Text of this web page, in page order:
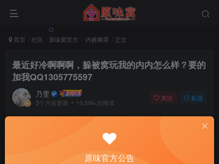
首页 社区 原味窝官方 内裤胸罩 正文
最近好冷啊啊啊，躲被窝玩我的内内怎么样？要的
加我QQ1305775597
乃雯
3个月前更新 10.5W+次阅读
关注 私信
该版块内容已隐藏，请登录后查看
登录后继续查看
原味官方公告